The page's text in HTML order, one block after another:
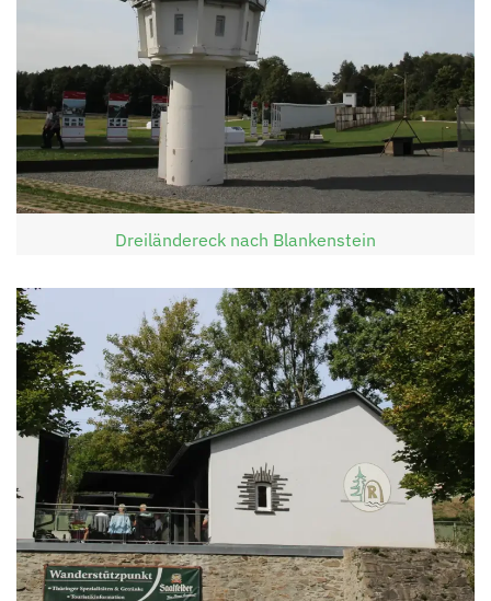
Dreiländereck nach Blankenstein